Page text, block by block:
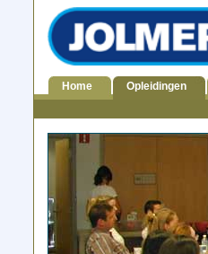
Home Opleidingen